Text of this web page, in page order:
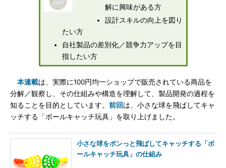
解に興味がある方
設計スキルの向上を図り
たい方
自社製品の差別化／競争力アップを目
指したい方
本連載は、実際に100円均一ショップで販売されている商品を
分解／観察し、その仕組みや構造を理解して、製品開発の過程を
知ることを目的としています。 前回は、小さな球を飛ばしてキャ
ッチする「ボールキャッチ玩具」を取り上げました。
小さな球をポンっと飛ばしてキャッチする「ボ
ールキャッチ玩具」の仕組み